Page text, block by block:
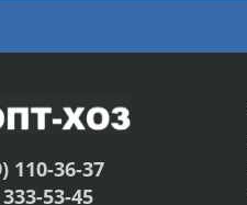
110-36-37
53-45